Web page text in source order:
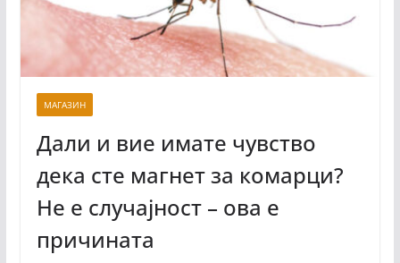
МАГАЗИН
Дали и вие имате чувство
дека сте магнет за комарци?
Не е случајност – ова е
причината